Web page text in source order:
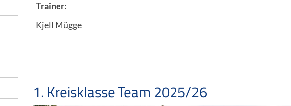
Trainer:
Kjell Mügge
1. Kreisklasse Team 2025/26